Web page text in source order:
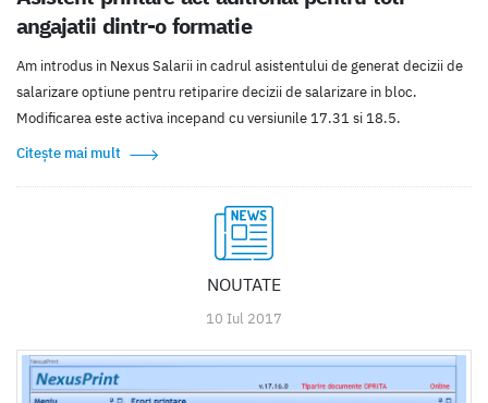
angajatii dintr-o formatie
Am introdus in Nexus Salarii in cadrul asistentului de generat decizii de
salarizare optiune pentru retiparire decizii de salarizare in bloc.
Modificarea este activa incepand cu versiunile 17.31 si 18.5.
Citește mai mult
NOUTATE
10 Iul 2017